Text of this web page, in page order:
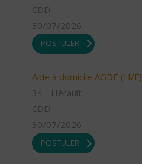
CDD
30/07/2026
POSTULER
Aide à domicile AGDE (H/F)
34 - Hérault
CDD
30/07/2026
POSTULER